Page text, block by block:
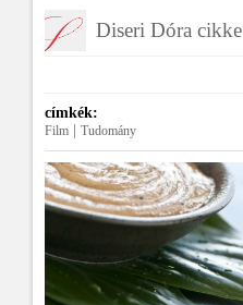
Diseri Dóra cikke
címkék:
Film Tudomány